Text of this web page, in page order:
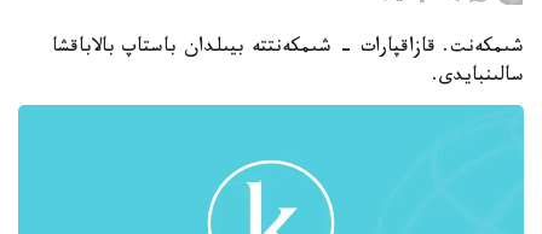
شىمكەنت. قازاقپارات - شىمكەنتتە بيىلدان باستاپ بالاباقشا
سالىنبايدى.